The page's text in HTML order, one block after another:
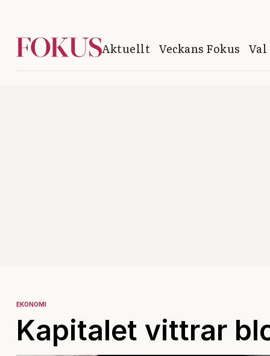
Aktuellt Veckans Fokus Val
EKONOMI
Kapitalet vittrar